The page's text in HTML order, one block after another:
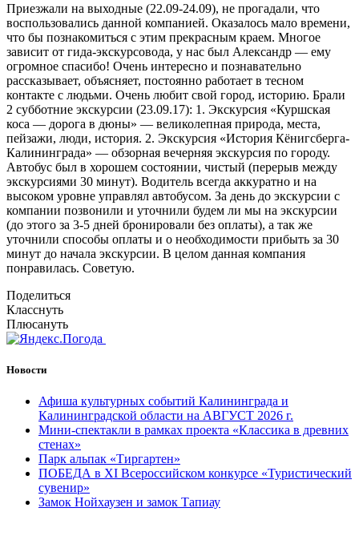
Приезжали на выходные (22.09-24.09), не прогадали, что
воспользовались данной компанией. Оказалось мало времени,
что бы познакомиться с этим прекрасным краем. Многое
зависит от гида-экскурсовода, у нас был Александр — ему
огромное спасибо! Очень интересно и познавательно
рассказывает, объясняет, постоянно работает в тесном
контакте с людьми. Очень любит свой город, историю. Брали
2 субботние экскурсии (23.09.17): 1. Экскурсия «Куршская
коса — дорога в дюны» — великолепная природа, места,
пейзажи, люди, история. 2. Экскурсия «История Кёнигсберга-
Калининграда» — обзорная вечерняя экскурсия по городу.
Автобус был в хорошем состоянии, чистый (перерыв между
экскурсиями 30 минут). Водитель всегда аккуратно и на
высоком уровне управлял автобусом. За день до экскурсии с
компании позвонили и уточнили будем ли мы на экскурсии
(до этого за 3-5 дней бронировали без оплаты), а так же
уточнили способы оплаты и о необходимости прибыть за 30
минут до начала экскурсии. В целом данная компания
понравилась. Советую.
Поделиться
Класснуть
Плюсануть
Новости
Афиша культурных событий Калининграда и
Калининградской области на АВГУСТ 2026 г.
Мини-спектакли в рамках проекта «Классика в древних
стенах»
Парк альпак «Тиргартен»
ПОБЕДА в XI Всероссийском конкурсе «Туристический
сувенир»
Замок Нойхаузен и замок Тапиау